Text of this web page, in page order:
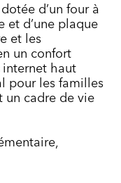
d’un four à
et d’une plaque
et les
un confort
internet haut
pour les familles
un cadre de vie